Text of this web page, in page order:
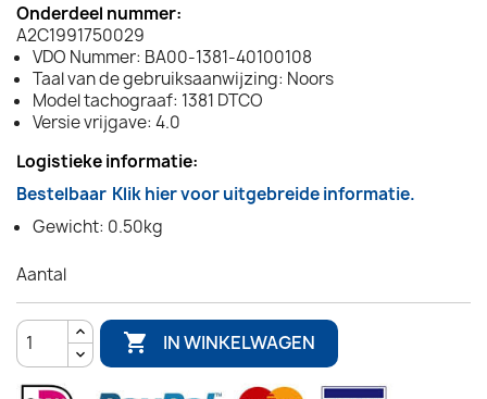
Onderdeel nummer:
A2C1991750029
VDO Nummer: BA00-1381-40100108
Taal van de gebruiksaanwijzing: Noors
Model tachograaf: 1381 DTCO
Versie vrijgave: 4.0
Logistieke informatie:
Bestelbaar Klik hier voor uitgebreide informatie.
Gewicht: 0.50kg
Aantal
 IN WINKELWAGEN